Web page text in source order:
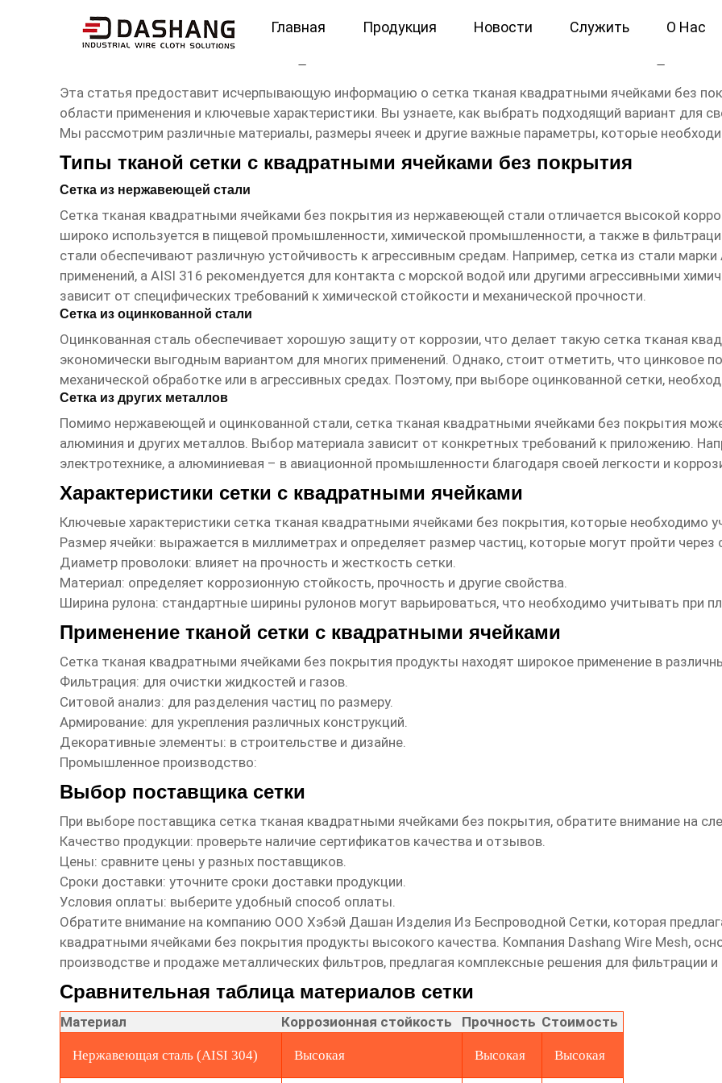
Главная Продукция Новости Служить О Нас
сетка тканая квадратными ячейками без
Эта статья предоставит исчерпывающую информацию о сетка тканая квадратными ячейками без
области применения и ключевые характеристики. Вы узнаете, как выбрать подходящий вариант для
Мы рассмотрим различные материалы, размеры ячеек и другие важные параметры, которые
Типы тканой сетки с квадратными ячейками без покрытия
Сетка из нержавеющей стали
Сетка тканая квадратными ячейками без покрытия из нержавеющей стали отличается высокой
широко используется в пищевой промышленности, химической промышленности, а также в
стали обеспечивают различную устойчивость к агрессивным средам. Например, сетка из стали
применений, а AISI 316 рекомендуется для контакта с морской водой или другими агрессивными
зависит от специфических требований к химической стойкости и механической прочности.
Сетка из оцинкованной стали
Оцинкованная сталь обеспечивает хорошую защиту от коррозии, что делает такую сетка тканая
экономически выгодным вариантом для многих применений. Однако, стоит отметить, что цинковое
механической обработке или в агрессивных средах. Поэтому, при выборе оцинкованной сетки,
Сетка из других металлов
Помимо нержавеющей и оцинкованной стали, сетка тканая квадратными ячейками без покрытия
алюминия и других металлов. Выбор материала зависит от конкретных требований к приложению.
электротехнике, а алюминиевая – в авиационной промышленности благодаря своей легкости и
Характеристики сетки с квадратными ячейками
Ключевые характеристики сетка тканая квадратными ячейками без покрытия, которые необходимо
Размер ячейки: выражается в миллиметрах и определяет размер частиц, которые могут пройти через
Диаметр проволоки: влияет на прочность и жесткость сетки.
Материал: определяет коррозионную стойкость, прочность и другие свойства.
Ширина рулона: стандартные ширины рулонов могут варьироваться, что необходимо учитывать при
Применение тканой сетки с квадратными ячейками
Сетка тканая квадратными ячейками без покрытия продукты находят широкое применение в
Фильтрация: для очистки жидкостей и газов.
Ситовой анализ: для разделения частиц по размеру.
Армирование: для укрепления различных конструкций.
Декоративные элементы: в строительстве и дизайне.
Промышленное производство:
Выбор поставщика сетки
При выборе поставщика сетка тканая квадратными ячейками без покрытия, обратите внимание на
Качество продукции: проверьте наличие сертификатов качества и отзывов.
Цены: сравните цены у разных поставщиков.
Сроки доставки: уточните сроки доставки продукции.
Условия оплаты: выберите удобный способ оплаты.
Обратите внимание на компанию ООО Хэбэй Дашан Изделия Из Беспроводной Сетки, которая
квадратными ячейками без покрытия продукты высокого качества. Компания Dashang Wire Mesh,
производстве и продаже металлических фильтров, предлагая комплексные решения для фильтрации и
Сравнительная таблица материалов сетки
Материал Коррозионная стойкость Прочность Стоимость
Нержавеющая сталь (AISI 304) Высокая Высокая Высокая